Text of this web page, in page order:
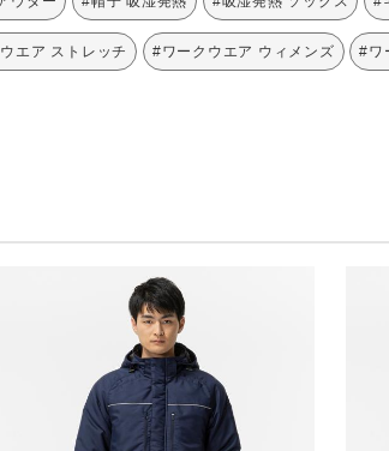
エア ストレッチ #ワークウエア ウィメンズ #ワ